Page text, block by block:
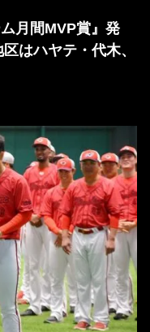
月間MVP賞』発
はハヤテ・代木、